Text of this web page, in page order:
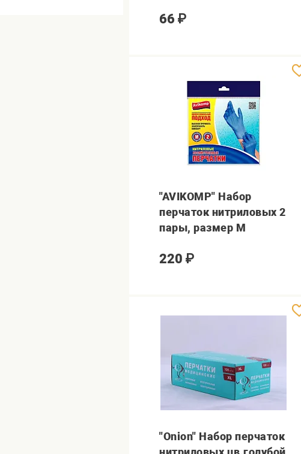
66 ₽
"AVIKOMP" Набор
перчаток нитриловых 2
пары, размер M
220 ₽
"Onion" Набор перчаток